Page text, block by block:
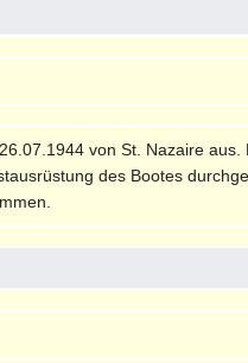
26.07.1944 von St. Nazaire
des Bootes